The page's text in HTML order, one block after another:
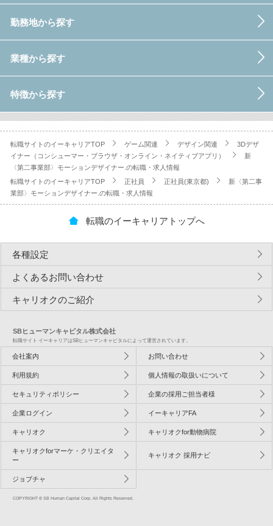
勤務地から探す
業種から探す
特徴から探す
転職サイトのイーキャリアTOP ゲーム関連 デザイン関連
3Dデザ
イナー（コンシューマー・ブラウザ・オンライン・ネイティブアプリ）
新
〈第二事業部〉モーションデザイナー.の転職・求人情報
転職サイトのイーキャリアTOP
正社員 正社員(東京都)
新〈第二事
業部〉モーションデザイナー.の転職・求人情報
転職のイーキャリアトップへ
各種設定
よくあるお問い合わせ
キャリオクのご紹介
SBヒューマンキャピタル株式会社
転職サイト イーキャリアはSBヒューマンキャピタルによって運営されています。
会社案内 お問い合わせ
利用規約 個人情報の取扱いについて
セキュリティポリシー 企業の採用ご担当者様
企業ログイン イーキャリアFA
キャリオク キャリオクfor動物病院
キャリオクforマーケ・クリエイタ
ー
キャリオク 採用ナビ
ジョブチャ
COPYRIGHT © SB Human Capital Corp. All Rights Reserved.